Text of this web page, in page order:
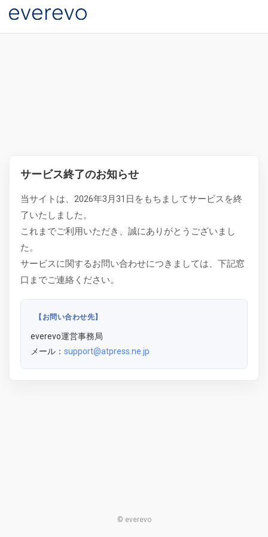
サービス終了のお知らせ
当サイトは、2026年3月31日をもちましてサービスを終
了いたしました。
これまでご利用いただき、誠にありがとうございまし
た。
サービスに関するお問い合わせにつきましては、下記窓
口までご連絡ください。
【お問い合わせ先】
everevo運営事務局
メール： support@atpress.ne.jp
© everevo